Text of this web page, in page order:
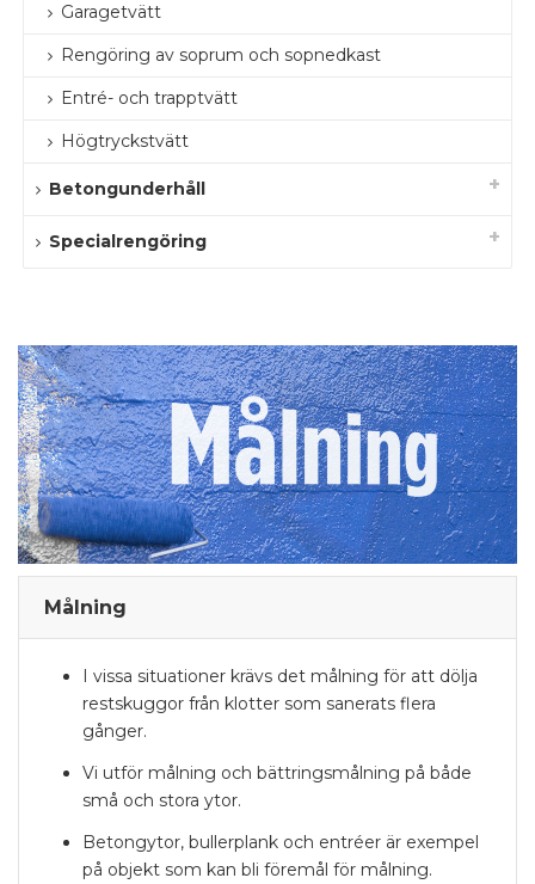
Garagetvätt
Rengöring av soprum och sopnedkast
Entré- och trapptvätt
Högtryckstvätt
Betongunderhåll
Specialrengöring
Målning
I vissa situationer krävs det målning för att dölja
restskuggor från klotter som sanerats flera
gånger.
Vi utför målning och bättringsmålning på både
små och stora ytor.
Betongytor, bullerplank och entréer är exempel
på objekt som kan bli föremål för målning.